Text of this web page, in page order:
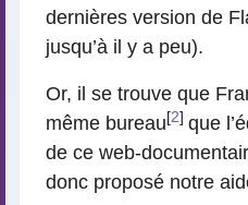
dernières version de
jusqu’à il y a peu).
Or, il se trouve que
même bureau [2] que
de ce web-
donc proposé notre